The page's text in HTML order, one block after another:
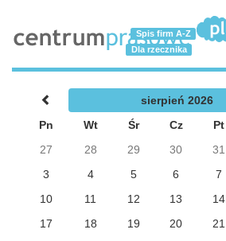
Spis firm A-Z
Dla rzecznika
sierpień 2026
Pn
Wt Śr Cz Pt
27
28 29 30 31
3
4 5 6 7
10
11 12 13 14
17
18 19 20 21